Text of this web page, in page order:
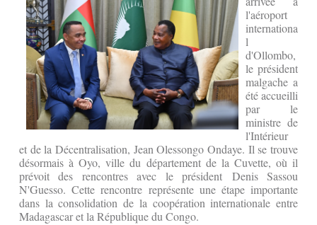
l'aéroport
internationa
l
d'Ollombo,
le président
malgache a
été accueilli
par le
ministre de
l'Intérieur
et de la Décentralisation, Jean Olessongo Ondaye. Il se trouve
désormais à Oyo, ville du département de la Cuvette, où il
prévoit des rencontres avec le président Denis Sassou
N'Guesso. Cette rencontre représente une étape importante
dans la consolidation de la coopération internationale entre
Madagascar et la République du Congo.